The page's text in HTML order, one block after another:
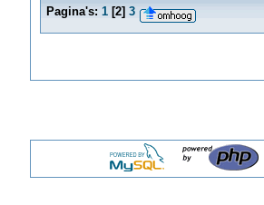
Pagina's: 1[2] 3